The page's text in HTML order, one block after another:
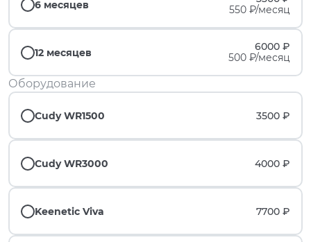
6 месяцев
550 ₽/месяц
12 месяцев
6000 ₽
500 ₽/месяц
Оборудование
Cudy WR1500 3500 ₽
Cudy WR3000 4000 ₽
Keenetic Viva 7700 ₽